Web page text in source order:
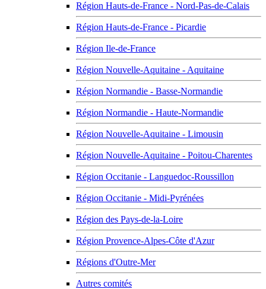
Région Hauts-de-France - Nord-Pas-de-Calais
Région Hauts-de-France - Picardie
Région Ile-de-France
Région Nouvelle-Aquitaine - Aquitaine
Région Normandie - Basse-Normandie
Région Normandie - Haute-Normandie
Région Nouvelle-Aquitaine - Limousin
Région Nouvelle-Aquitaine - Poitou-Charentes
Région Occitanie - Languedoc-Roussillon
Région Occitanie - Midi-Pyrénées
Région des Pays-de-la-Loire
Région Provence-Alpes-Côte d'Azur
Régions d'Outre-Mer
Autres comités